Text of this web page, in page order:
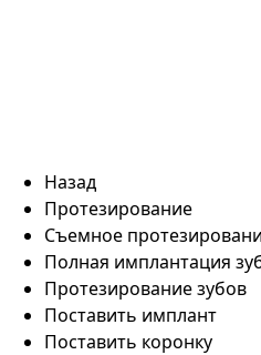
Назад
Протезирование
Съемное
Полная имплантация
Протезирование зубов
Поставить имплант
Поставить коронку